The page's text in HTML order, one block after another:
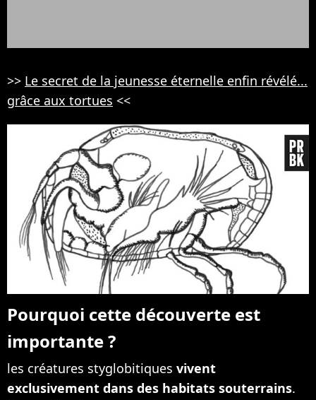
>> Le secret de la jeunesse éternelle enfin révélé...
grâce aux tortues <<
Pourquoi cette découverte est
importante ?
les créatures styglobitiques vivent
exclusivement dans des habitats souterrains.